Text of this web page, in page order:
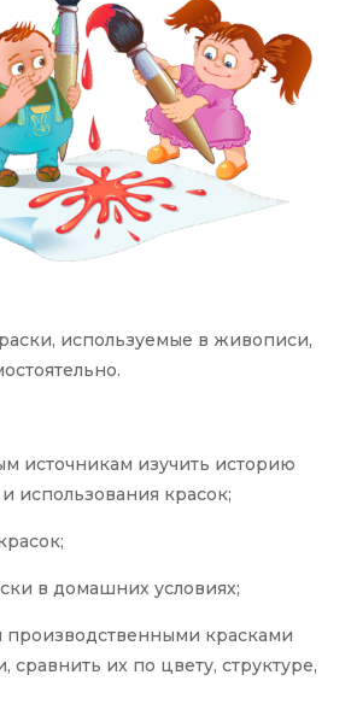
используемые в живописи,
источникам изучить историю
использования красок;
в домашних условиях;
красками
сравнить их по цвету, структуре,